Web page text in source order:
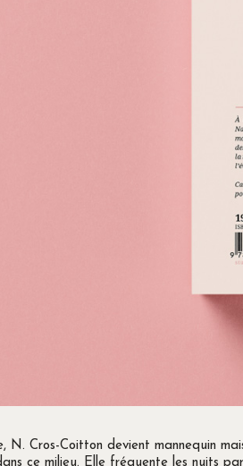
N. Cros-Coitton devient mannequin
ce milieu. Elle fréquente les nuits